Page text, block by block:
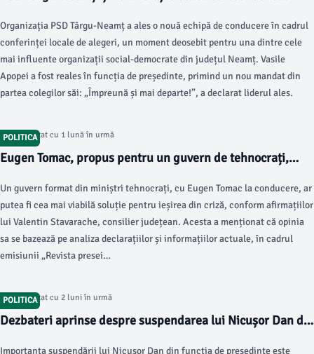
Organizația PSD Târgu-Neamț a ales o nouă echipă de conducere în cadrul
conferinței locale de alegeri, un moment deosebit pentru una dintre cele
mai influente organizații social-democrate din județul Neamț. Vasile
Apopei a fost reales în funcția de președinte, primind un nou mandat din
partea colegilor săi: „Împreună și mai departe!”, a declarat liderul ales.
POLITICA
Articol postat cu 1 lună în urmă
Eugen Tomac, propus pentru un guvern de tehnocrați,
Un guvern format din miniștri tehnocrați, cu Eugen Tomac la conducere, ar
putea fi cea mai viabilă soluție pentru ieșirea din criză, conform afirmațiilor
lui Valentin Stavarache, consilier județean. Acesta a menționat că opinia
sa se bazează pe analiza declarațiilor și informațiilor actuale, în cadrul
emisiunii „Revista presei…
POLITICA
Articol postat cu 2 luni în urmă
Dezbateri aprinse despre suspendarea lui Nicușor Dan de
Importanța suspendării lui Nicușor Dan din funcția de președinte este